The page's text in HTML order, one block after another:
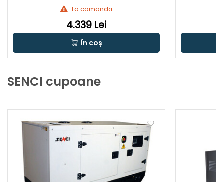
La comandă
4.339 Lei
În coș
SENCI cupoane